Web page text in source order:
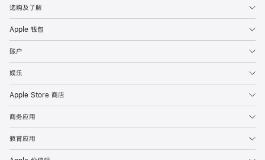
选购及了解
Apple 钱包
账户
娱乐
Apple Store 商店
商务应用
教育应用